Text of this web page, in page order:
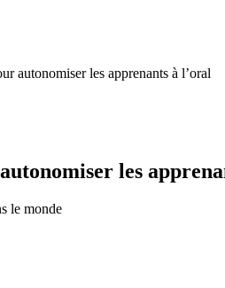
autonomiser les apprenants à l’oral
les
le monde